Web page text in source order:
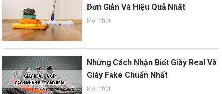
Đơn Giản Và Hiệu Quả Nhất
Mới nhất
Những Cách Nhận Biết Giày Real Và
Giày Fake Chuẩn Nhất
Mới nhất